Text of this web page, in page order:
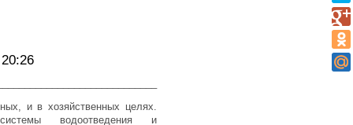
и в хозяйственных целях.
системы водоотведения и